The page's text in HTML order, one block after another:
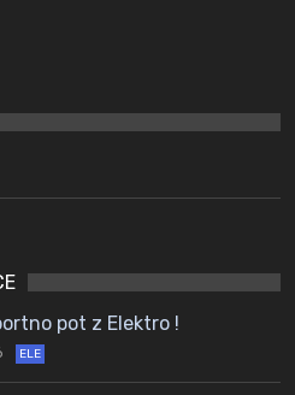
pot z Elektro !
ELE